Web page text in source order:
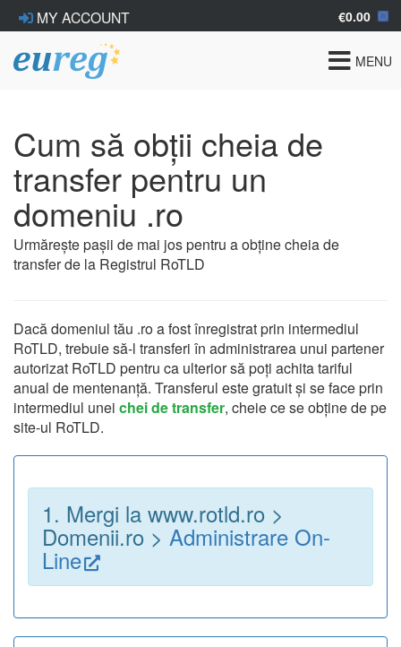
MY ACCOUNT €0.00
Toggle
MENU
Cum să obții cheia de
transfer pentru un
domeniu .ro
Urmărește pașii de mai jos pentru a obține cheia de
transfer de la Registrul RoTLD
Dacă domeniul tău .ro a fost înregistrat prin intermediul
RoTLD, trebuie să-l transferi în administrarea unui partener
autorizat RoTLD pentru ca ulterior să poți achita tariful
anual de mentenanță. Transferul este gratuit și se face prin
intermediul unei chei de transfer, cheie ce se obține de pe
site-ul RoTLD.
1. Mergi la www.rotld.ro >
Domenii.ro > Administrare On-
Line